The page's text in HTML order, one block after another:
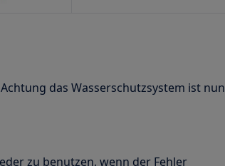
das Wasserschutzsystem ist nun
zu benutzen, wenn der Fehler